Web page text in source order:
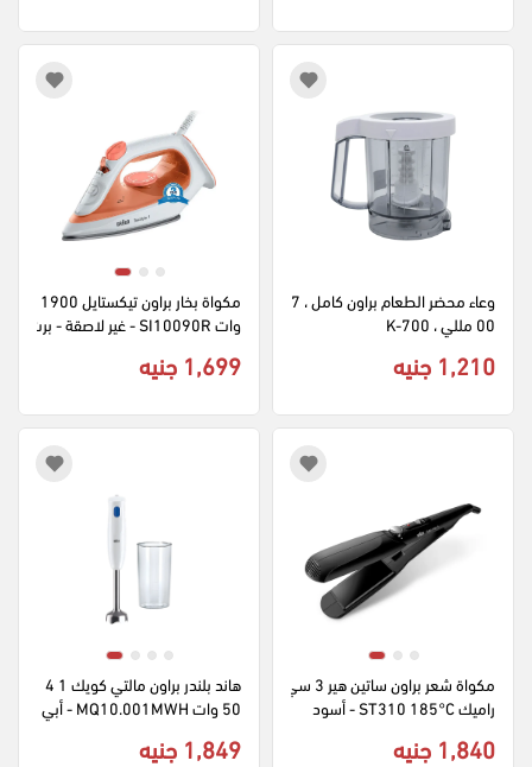
وعاء محضر الطعام براون كامل ، 7
00 مللي ، K-700
1,210 جنيه
وات SI10090R - غير لاصقة - برت
1,699 جنيه
مكواة شعر براون ساتين هير 3 سي
راميك ST310 185°C - أسود
1,840 جنيه
هاند بلندر براون مالتي كويك 1 4
50 وات MQ10.001MWH - أبي
1,849 جنيه